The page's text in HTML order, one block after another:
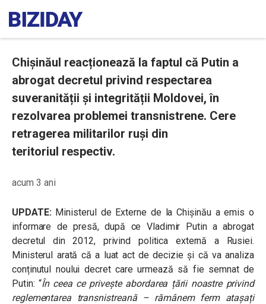
Chișinăul reacționează la faptul că Putin a
abrogat decretul privind respectarea
suveranității și integrității Moldovei, în
rezolvarea problemei transnistrene. Cere
retragerea militarilor ruși din
teritoriul respectiv.
acum 3 ani
UPDATE:Ministerul de Externe de la Chișinău a emis o
informare de presă, după ce Vladimir Putin a abrogat
decretul din 2012, privind politica externă a Rusiei.
Ministerul arată că a luat act de decizie și că va analiza
conținutul noului decret care urmează să fie semnat de
Putin: “În ceea ce privește abordarea țării noastre privind
reglementarea transnistreană – rămânem ferm atașați